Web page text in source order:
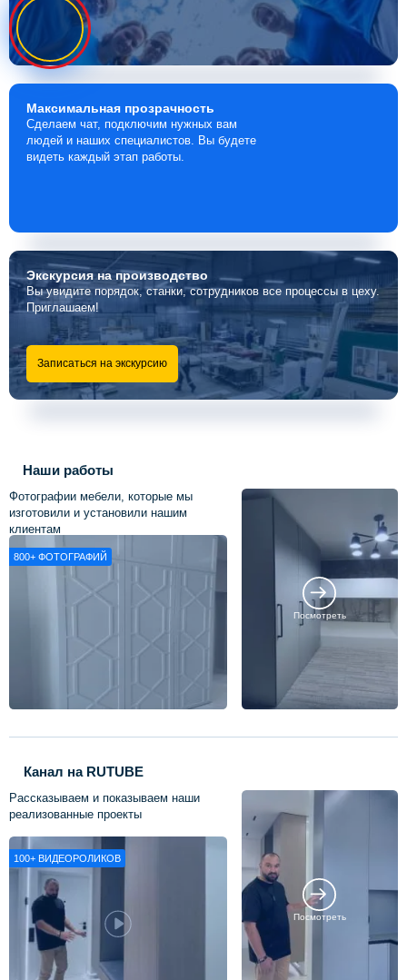
Максимальная прозрачность
Сделаем чат, подключим нужных вам
людей и наших специалистов. Вы будете
видеть каждый этап работы.
Экскурсияна производство
Вы увидите порядок, станки, сотрудников все процессы в цеху.
Приглашаем!
Записаться на экскурсию
Наши работы
Фотографии мебели, которые мы
изготовили и установили нашим
клиентам
800+ ФОТОГРАФИЙ
Посмотреть
Канал на RUTUBE
Рассказываем и показываем наши
реализованные проекты
100+ ВИДЕОРОЛИКОВ
Посмотреть